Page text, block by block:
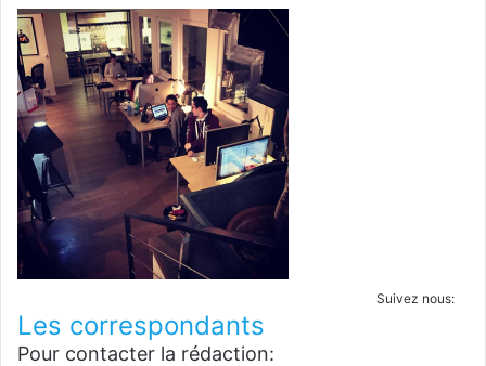
Suivez nous:
Les correspondants
Pour contacter la rédaction: